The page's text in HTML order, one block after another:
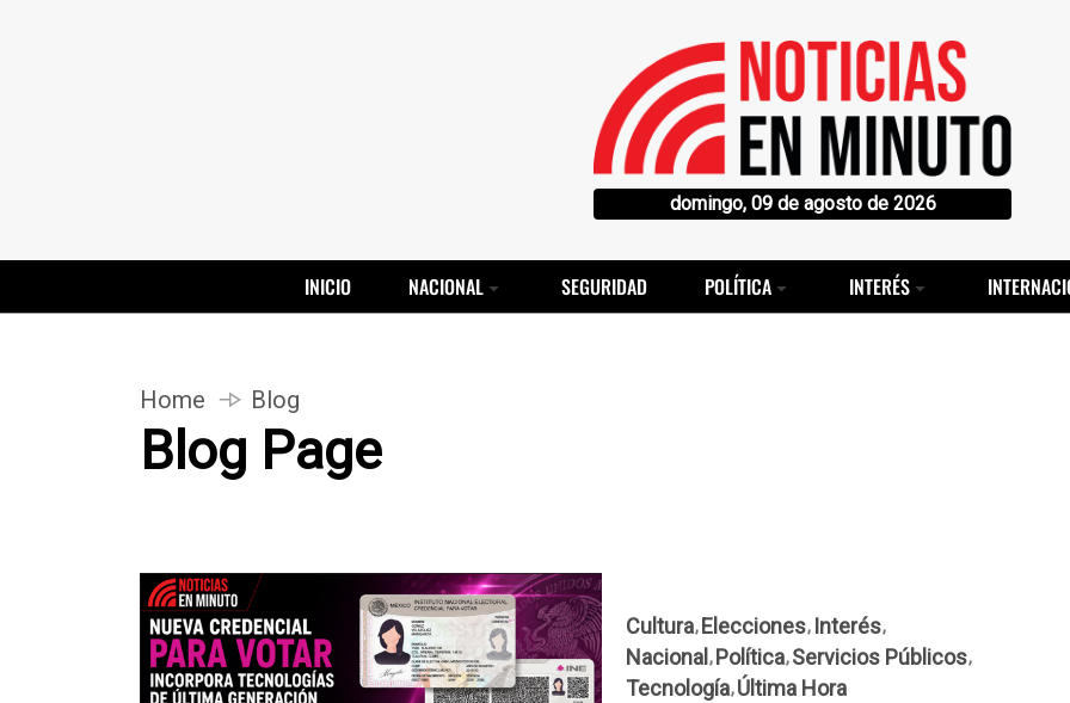
domingo, 09 de agosto de 2026
INICIO NACIONAL SEGURIDAD POLÍTICA INTERÉS
Home Blog
Blog Page
Cultura Elecciones Interés
Nacional Política Servicios Públicos
Tecnología Última Hora